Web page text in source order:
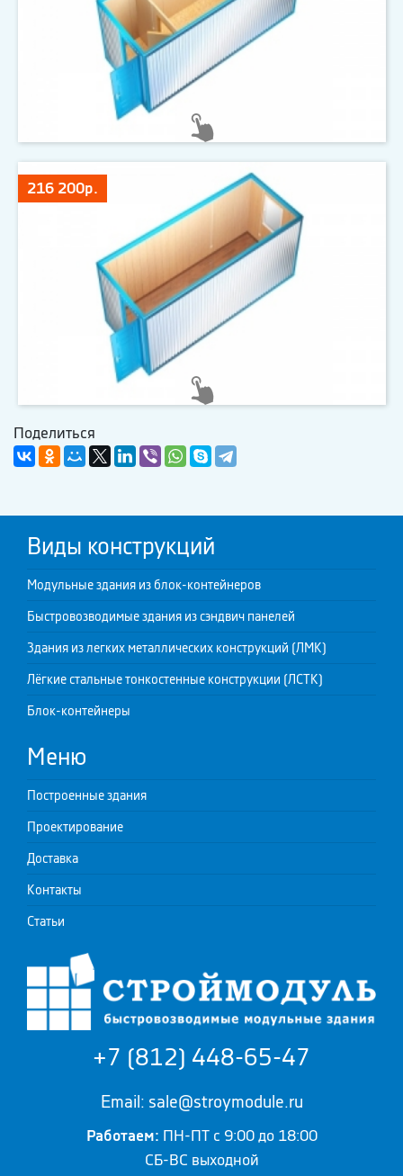
216 200р.
Поделиться
Виды конструкций
Модульные здания из блок-контейнеров
Быстровозводимые здания из сэндвич панелей
Здания из легких металлических конструкций (ЛМК)
Лёгкие стальные тонкостенные конструкции (ЛСТК)
Блок-контейнеры
Меню
Построенные здания
Проектирование
Доставка
Контакты
Статьи
+7 (812) 448-65-47
Email: sale@stroymodule.ru
Работаем: ПН-ПТ с 9:00 до 18:00
СБ-ВС выходной